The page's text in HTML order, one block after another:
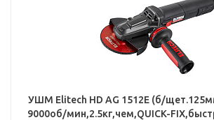
УШМ Elitech HD AG 1512E (б/
9000об/мин,2.5кг,чем,QUICK-